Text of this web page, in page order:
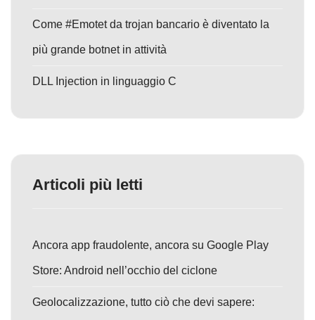
Come #Emotet da trojan bancario è diventato la
più grande botnet in attività
DLL Injection in linguaggio C
Articoli più letti
Ancora app fraudolente, ancora su Google Play
Store: Android nell’occhio del ciclone
Geolocalizzazione, tutto ciò che devi sapere: